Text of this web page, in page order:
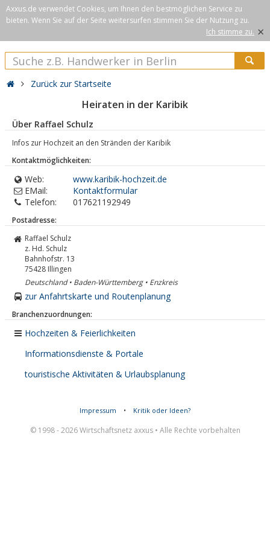
Axxus.de verwendet Cookies, um Ihnen den bestmöglichen Service zu
bieten. Wenn Sie auf der Seite weitersurfen stimmen Sie der Nutzung zu.
Ich stimme zu. ×
Zurück zur Startseite
Heiraten in der Karibik
Über Raffael Schulz
Infos zur Hochzeit an den Stränden der Karibik
Kontaktmöglichkeiten:
Web:
www.karibik-hochzeit.de
EMail:
Kontaktformular
Telefon:
017621192949
Postadresse:
Raffael Schulz
z. Hd. Schulz
Bahnhofstr. 13
75428 Illingen
Deutschland • Baden-Württemberg • Enzkreis
zur Anfahrtskarte und Routenplanung
Branchenzuordnungen:
Hochzeiten & Feierlichkeiten
Informationsdienste & Portale
touristische Aktivitäten & Urlaubsplanung
Impressum • Kritik oder Ideen?
© 1998 - 2026 Wirtschaftsnetz axxus • Alle Rechte vorbehalten